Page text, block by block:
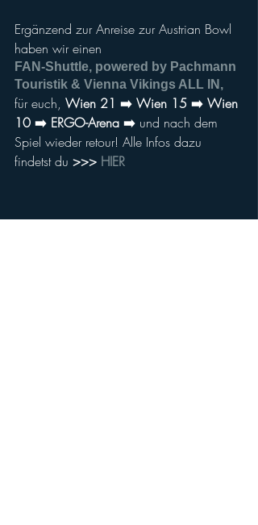
Ergänzend zur Anreise zur Austrian Bowl
haben wir einen
FAN-Shuttle, powered by Pachmann
Touristik & Vienna Vikings ALL IN,
für euch, Wien 21 ➡️ Wien 15 ➡️ Wien
10 ➡️ ERGO-Arena ➡️ und nach dem
Spiel wieder retour! Alle Infos dazu
findetst du >>> HIER